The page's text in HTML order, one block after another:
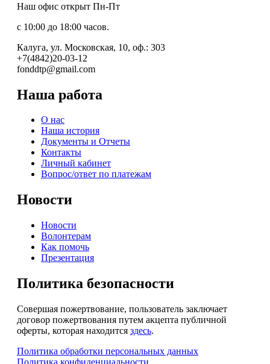
Наш офис открыт Пн-Пт
с 10:00 до 18:00 часов.
Калуга, ул. Московская, 10, оф.: 303
+7(4842)20-03-12
fonddtp@gmail.com
Наша работа
О нас
Наша история
Документы и Отчеты
Контакты
Личный кабинет
Вопрос/ответ по платежам
Новости
Новости
Волонтерам
Как помочь
Презентация
Политика безопасности
Совершая пожертвование, пользователь заключает
договор пожертвования путем акцепта публичной
оферты, которая находится здесь.
Политика обработки персональных данных
Политика конфиденциальности